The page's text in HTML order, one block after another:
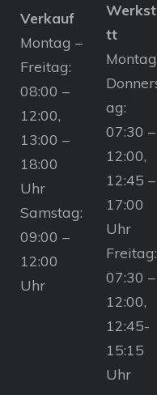
Verkauf
Montag –
Freitag:
08:00 –
12:00,
13:00 –
18:00
Uhr
Samstag:
09:00 –
12:00
Uhr
tt
ag:
07:30 –
12:00,
12:45 –
17:00
Uhr
Freitag:
07:30 –
12:00,
12:45-
15:15
Uhr